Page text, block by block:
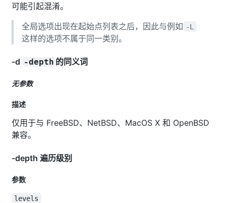
可能引起混淆。
全局选项出现在起始点列表之后，因此与例如 -L
这样的选项不属于同一类别。
-d -depth 的同义词
无参数
描述
仅用于与 FreeBSD、NetBSD、MacOS X 和 OpenBSD
兼容。
-depth 遍历级别
参数
levels